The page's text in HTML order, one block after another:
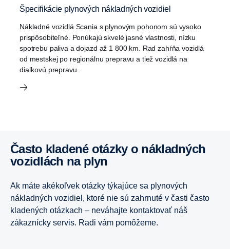
Špecifikácie plynových nákladných vozidiel
Nákladné vozidlá Scania s plynovým pohonom sú vysoko
prispôsobiteľné. Ponúkajú skvelé jasné vlastnosti, nízku
spotrebu paliva a dojazd až 1 800 km. Rad zahŕňa vozidlá
od mestskej po regionálnu prepravu a tiež vozidlá na
diaľkovú prepravu.
Často kladené otázky o nákladných
vozidlách na plyn
Ak máte akékoľvek otázky týkajúce sa plynových
nákladných vozidiel, ktoré nie sú zahrnuté v časti často
kladených otázkach – neváhajte kontaktovať náš
zákaznícky servis. Radi vám pomôžeme.